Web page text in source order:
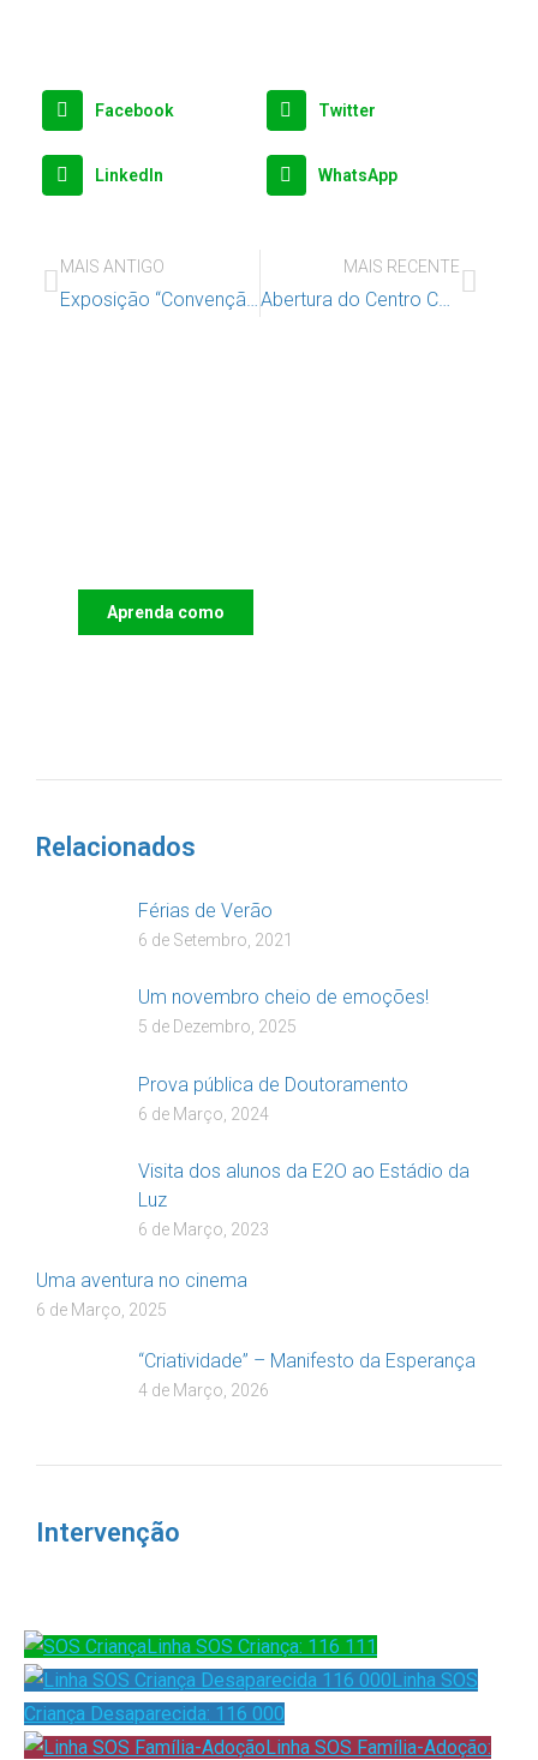
Facebook Twitter
LinkedIn WhatsApp
MAIS ANTIGO MAIS RECENTE
Aprenda como
Relacionados
Férias de Verão
6 de Setembro, 2021
Um novembro cheio de emoções!
5 de Dezembro, 2025
Prova pública de Doutoramento
6 de Março, 2024
Visita dos alunos da E2O ao Estádio da
Luz
6 de Março, 2023
Uma aventura no cinema
6 de Março, 2025
“Criatividade” – Manifesto da Esperança
4 de Março, 2026
Intervenção
Linha SOS Criança: 116 111
Linha SOS
Criança Desaparecida: 116 000
Linha SOS Família-Adoção: